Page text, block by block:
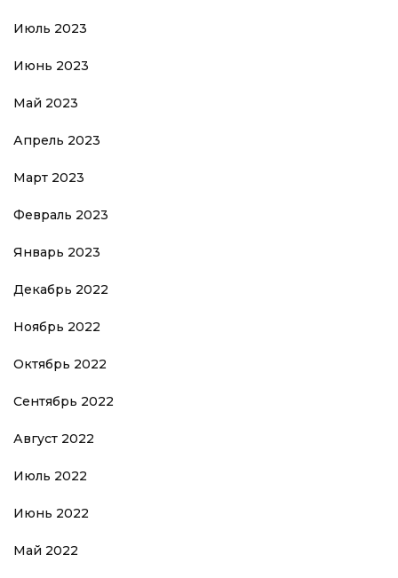
Июль 2023
Июнь 2023
Май 2023
Апрель 2023
Март 2023
Февраль 2023
Январь 2023
Декабрь 2022
Ноябрь 2022
Октябрь 2022
Сентябрь 2022
Август 2022
Июль 2022
Июнь 2022
Май 2022